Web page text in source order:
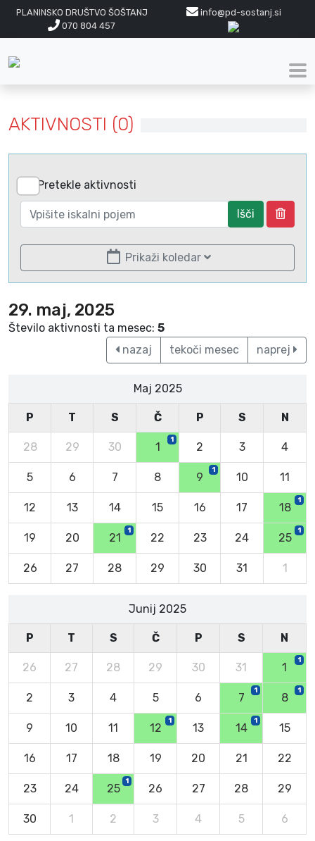
PLANINSKO DRUŠTVO ŠOŠTANJ
info@pd-sostanj.si
070 804 457
AKTIVNOSTI (0)
Pretekle aktivnosti
Išči
Prikaži koledar
29. maj, 2025
Število aktivnosti ta mesec: 5
nazaj
tekoči mesec naprej
Maj 2025
P T S Č P S N
28 29 30 1
1
2 3 4
5 6 7 8 9
1
10 11
12 13 14 15 16 17 18
1
19 20 21
1
22 23 24 25
1
26 27 28 29 30 31 1
Junij 2025
P T S Č P S N
26 27 28 29 30 31 1
1
2 3 4 5 6 7
1
8
1
9 10 11 12
1
13 14
1
15
16 17 18 19 20 21 22
23 24 25
1
26 27 28 29
30 1 2 3 4 5 6